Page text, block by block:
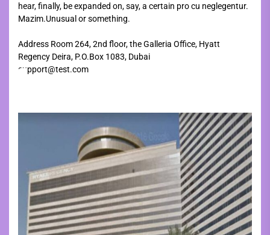
hear, finally, be expanded on, say, a certain pro cu neglegentur.
Mazim.Unusual or something.
Address Room 264, 2nd floor, the Galleria Office, Hyatt
Regency Deira, P.O.Box 1083, Dubai
support@test.com